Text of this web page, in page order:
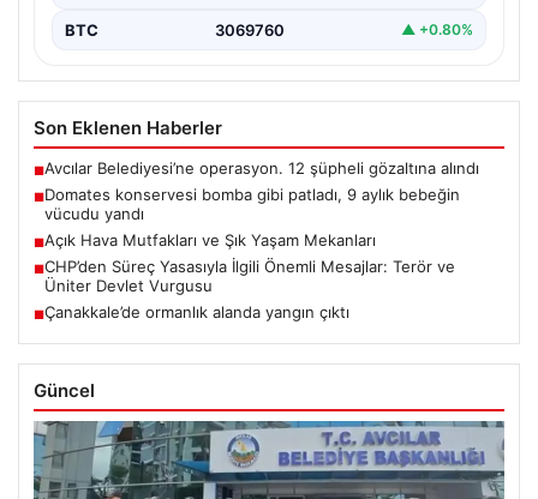
BTC 3069760 ▲ +0.80%
Son Eklenen Haberler
■Avcılar Belediyesi’ne operasyon. 12 şüpheli gözaltına alındı
■Domates konservesi bomba gibi patladı, 9 aylık bebeğin
vücudu yandı
■Açık Hava Mutfakları ve Şık Yaşam Mekanları
■CHP’den Süreç Yasasıyla İlgili Önemli Mesajlar: Terör ve
Üniter Devlet Vurgusu
■Çanakkale’de ormanlık alanda yangın çıktı
Güncel